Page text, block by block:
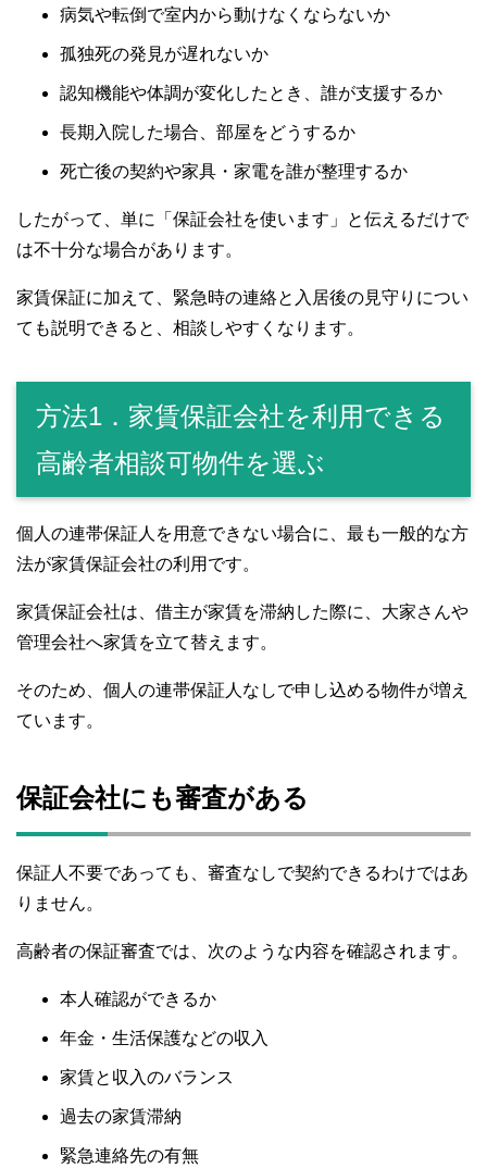
病気や転倒で室内から動けなくならないか
孤独死の発見が遅れないか
認知機能や体調が変化したとき、誰が支援するか
長期入院した場合、部屋をどうするか
死亡後の契約や家具・家電を誰が整理するか
したがって、単に「保証会社を使います」と伝えるだけで
は不十分な場合があります。
家賃保証に加えて、緊急時の連絡と入居後の見守りについ
ても説明できると、相談しやすくなります。
方法1．家賃保証会社を利用できる
高齢者相談可物件を選ぶ
個人の連帯保証人を用意できない場合に、最も一般的な方
法が家賃保証会社の利用です。
家賃保証会社は、借主が家賃を滞納した際に、大家さんや
管理会社へ家賃を立て替えます。
そのため、個人の連帯保証人なしで申し込める物件が増え
ています。
保証会社にも審査がある
保証人不要であっても、審査なしで契約できるわけではあ
りません。
高齢者の保証審査では、次のような内容を確認されます。
本人確認ができるか
年金・生活保護などの収入
家賃と収入のバランス
過去の家賃滞納
緊急連絡先の有無